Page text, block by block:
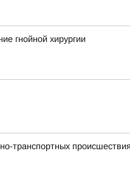
гнойной хирургии
транспортных